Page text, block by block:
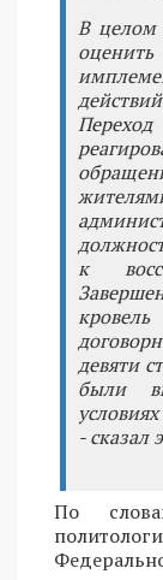
В целом
к
кровель
девяти
были
- сказал
По